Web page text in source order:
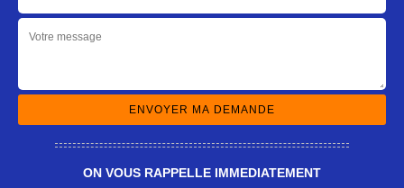
ON VOUS RAPPELLE IMMEDIATEMENT